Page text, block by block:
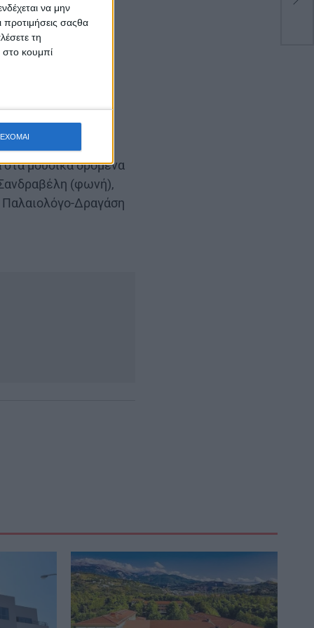
να μην
προτιμήσεις σαςθα
τη
στο κουμπί
μουσικά δρόμενα
(φωνή),
Παλαιολόγο-Δραγάση